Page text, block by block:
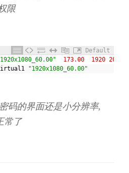
限
Default
173.00 1920 2048
"1920x1080_60.00"
码的界面还是小分辨率,
常了